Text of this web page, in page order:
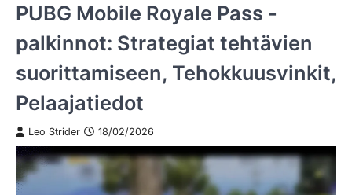
PUBG Mobile Royale Pass -
palkinnot: Strategiat tehtävien
suorittamiseen, Tehokkuusvinkit,
Pelaajatiedot
Leo Strider 18/02/2026